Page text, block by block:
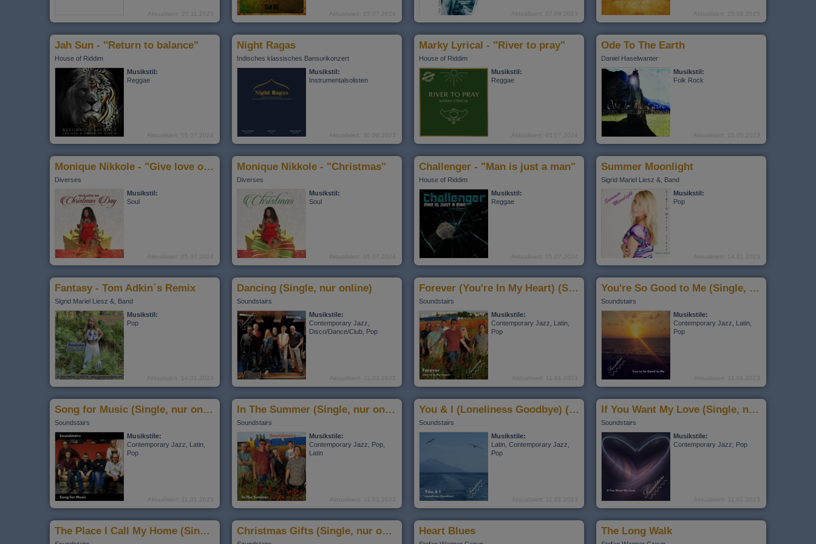
Aktualisiert: 20.11.2023 Aktualisiert: 05.07.2024 Aktualisiert: 07.09.2023 Aktualisiert: 15.08.2025
Jah Sun - "Return to balance"
House of Riddim
Musikstil:
Reggae
Aktualisiert: 05.07.2024
Night Ragas
Indisches klassisches Bansurikonzert
Musikstil:
Instrumentalsolisten
Aktualisiert: 30.06.2023
Marky Lyrical - "River to pray"
House of Riddim
Musikstil:
Reggae
Aktualisiert: 05.07.2024
Ode To The Earth
Daniel Haselwanter
Musikstil:
Folk Rock
Aktualisiert: 15.05.2023
Monique Nikkole - "Give love on christmas day"
Diverses
Musikstil:
Soul
Aktualisiert: 05.07.2024
Monique Nikkole - "Christmas"
Diverses
Musikstil:
Soul
Aktualisiert: 05.07.2024
Challenger - "Man is just a man"
House of Riddim
Musikstil:
Reggae
Aktualisiert: 05.07.2024
Summer Moonlight
Sigrid Mariel Liesz &, Band
Musikstil:
Pop
Aktualisiert: 14.01.2023
Fantasy - Tom Adkin´s Remix
Sigrid Mariel Liesz &, Band
Musikstil:
Pop
Aktualisiert: 14.01.2023
Dancing (Single, nur online)
Soundstairs
Musikstile:
Contemporary Jazz,
Disco/Dance/Club, Pop
Aktualisiert: 11.01.2023
Forever (You're In My Heart) (Single, nur online)
Soundstairs
Musikstile:
Contemporary Jazz, Latin,
Pop
Aktualisiert: 11.01.2023
You're So Good to Me (Single, nur online)
Soundstairs
Musikstile:
Contemporary Jazz, Latin,
Pop
Aktualisiert: 11.01.2023
Song for Music (Single, nur online)
Soundstairs
Musikstile:
Contemporary Jazz, Latin,
Pop
Aktualisiert: 11.01.2023
In The Summer (Single, nur online)
Soundstairs
Musikstile:
Contemporary Jazz, Pop,
Latin
Aktualisiert: 11.01.2023
You & I (Loneliness Goodbye) (Single, nur online)
Soundstairs
Musikstile:
Latin, Contemporary Jazz,
Pop
Aktualisiert: 11.01.2023
If You Want My Love (Single, nur online)
Soundstairs
Musikstile:
Contemporary Jazz, Pop
Aktualisiert: 11.01.2023
The Place I Call My Home (Single, nur online) Christmas Gifts (Single, nur online) Heart Blues The Long Walk